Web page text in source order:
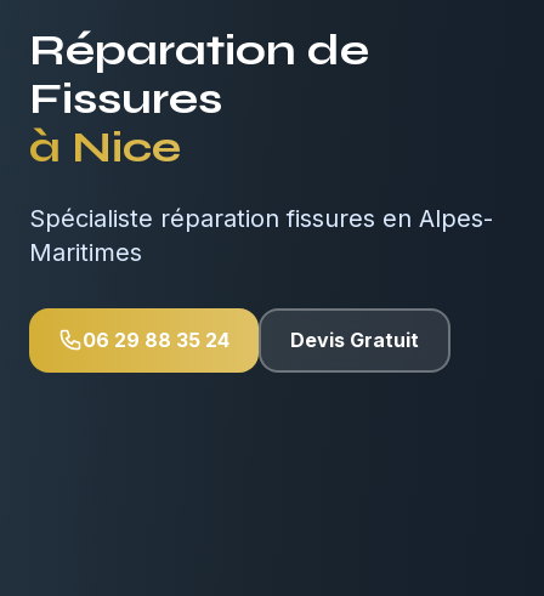
Réparation de
Fissures
à Nice
Spécialiste réparation fissures en Alpes-
Maritimes
06 29 88 35 24 Devis Gratuit